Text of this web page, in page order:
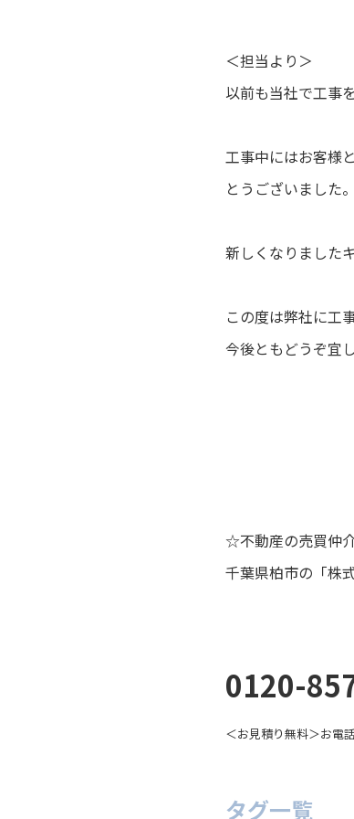
＜担当より＞
以前も当社で工事
工事中にはお客様
とうございました。
新しくなりました
この度は弊社に工
今後ともどうぞ宜
☆不動産の売買仲
千葉県柏市の「株
0120-
＜お見積り無料＞お電
タグ一覧